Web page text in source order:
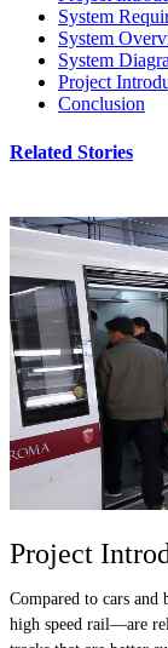
System
System
System
Project
Conclusion
Related Stories
Project
Compared to cars
high speed rail—are